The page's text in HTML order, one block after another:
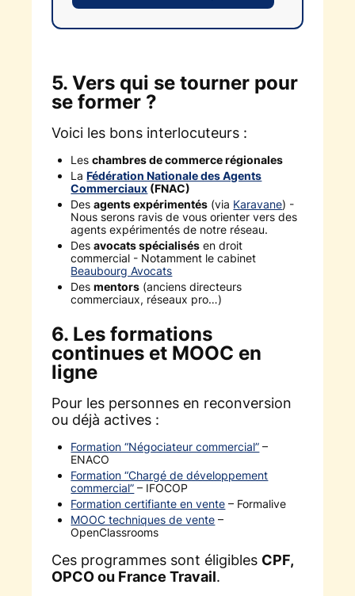
5. Vers qui se tourner pour
se former ?
Voici les bons interlocuteurs :
Leschambres de commerce régionales
LaFédération Nationale des Agents
Commerciaux (FNAC)
Desagents expérimentés (via Karavane) -
Nous serons ravis de vous orienter vers des
agents expérimentés de notre réseau.
Desavocats spécialisés en droit
commercial - Notamment le cabinet
Beaubourg Avocats
Desmentors (anciens directeurs
commerciaux, réseaux pro…)
6. Les formations
continues et MOOC en
ligne
Pour les personnes en reconversion
ou déjà actives :
Formation “Négociateur commercial” –
ENACO
Formation “Chargé de développement
commercial” – IFOCOP
Formation certifiante en vente – Formalive
MOOC techniques de vente –
OpenClassrooms
Ces programmes sont éligibles CPF,
OPCO ou France Travail.